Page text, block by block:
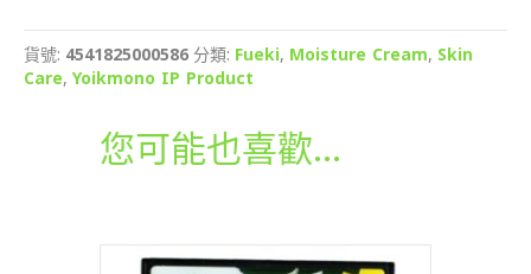
好
朋
友
貨號: 4541825000586 分類: Fueki, Moisture Cream, Skin
Care, Yoikmono IP Product
您可能也喜歡…